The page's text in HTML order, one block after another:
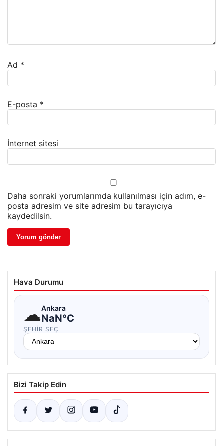
Ad *
E-posta *
İnternet sitesi
Daha sonraki yorumlarımda kullanılması için adım, e-
posta adresim ve site adresim bu tarayıcıya
kaydedilsin.
Hava Durumu
☁Ankara
NaN°C
ŞEHIR SEÇ
Bizi Takip Edin